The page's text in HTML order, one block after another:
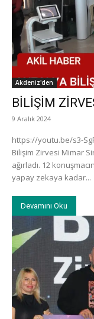
Akdeniz'den
BİLİŞİM
9 Aralık 2024
https://youtu.be/s3-
Bilişim Zirvesi Mimar
ağırladı. 12
yapay zekaya kadar...
Devamını Oku